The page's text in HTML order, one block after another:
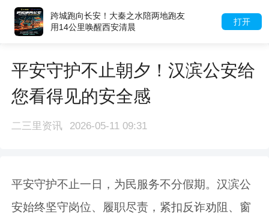
打开
跨城跑向长安！大秦之水陪两地跑友
用14公里唤醒西安清晨
平安守护不止朝夕！汉滨公安给
您看得见的安全感
二三里资讯 2026-05-11 09:31
平安守护不止一日，为民服务不分假期。汉滨公
安始终坚守岗位、履职尽责，紧扣反诈劝阻、窗